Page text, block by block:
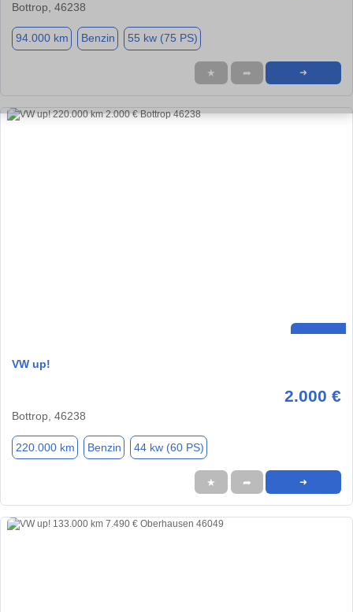
Bottrop, 46238
94.000 km Benzin 55 kw (75 PS)
★ ➦ ➜
VW up!
2.000 €
Bottrop, 46238
220.000 km Benzin 44 kw (60 PS)
★ ➦ ➜